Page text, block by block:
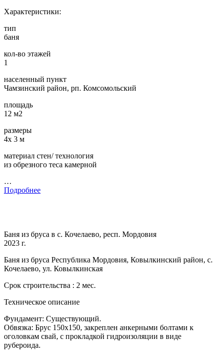
Характеристики:
тип
баня
кол-во этажей
1
населенный пункт
Чамзинский район, рп. Комсомольский
площадь
12 м2
размеры
4х 3 м
материал стен/ технология
из обрезного теса камерной
…
Подробнее
Баня из бруса в с. Кочелаево, респ. Мордовия
2023 г.
Баня из бруса Республика Мордовия, Ковылкинский район, с.
Кочелаево, ул. Ковылкинская
Срок строительства : 2 мес.
Техническое описание
Фундамент: Существующий.
Обвязка: Брус 150х150, закреплен анкерными болтами к
оголовкам свай, с прокладкой гидроизоляции в виде
рубероида.